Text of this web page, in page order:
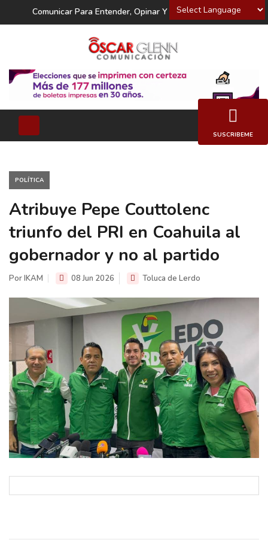
Powered by
Comunicar Para Entender, Opinar Y Decidir
POLÍTICA
Atribuye Pepe Couttolenc
triunfo del PRI en Coahuila al
gobernador y no al partido
Por IKAM 08 Jun 2026 Toluca de Lerdo
SUSCRIBEME